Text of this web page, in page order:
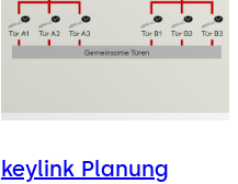
keylink Planung